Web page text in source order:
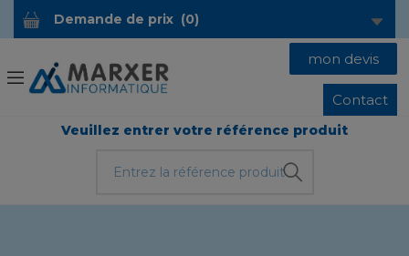
Demande de prix (0)
mon devis
Contact
Veuillez entrer votre référence produit